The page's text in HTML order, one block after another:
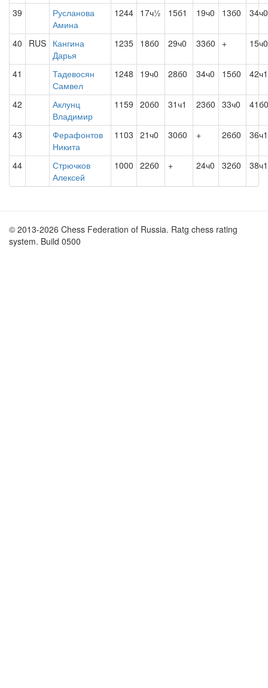
39
Русланова
Амина
1244 17ч½ 15б1 19ч0 13б0 34ч0
40 RUS Кангина
Дарья
1235 18б0 29ч0 33б0 + 15ч0
41
Тадевосян
Самвел
1248 19ч0 28б0 34ч0 15б0 42ч1
42
Аклунц
Владимир
1159 20б0 31ч1 23б0 33ч0 41б0
43
Ферафонтов
Никита
1103 21ч0 30б0 + 26б0 36ч1
44
Стрючков
Алексей
1000 22б0 + 24ч0 32б0 38ч1
© 2013-2026 Chess Federation of Russia. Ratg chess rating
system. Build 0500